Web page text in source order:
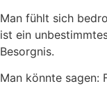
Man fühlt sich
ist ein
Besorgnis.
Man könnte sagen: